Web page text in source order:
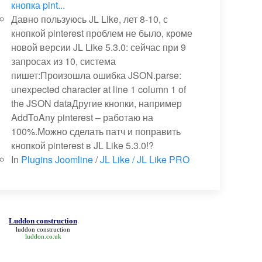
кнопка pint...
Давно пользуюсь JL Like, лет 8-10, с
кнопкой pinterest проблем не было, кроме
новой версии JL Like 5.3.0: сейчас при 9
запросах из 10, система
пишет:Произошла ошибка JSON.parse:
unexpected character at line 1 column 1 of
the JSON dataДругие кнопки, например
AddToAny pinterest – работаю на
100%.Можно сделать патч и поправить
кнопкой pinterest в JL Like 5.3.0!?
In Plugins Joomline/JL Like / JL Like PRO
Luddon construction
luddon construction
luddon.co.uk